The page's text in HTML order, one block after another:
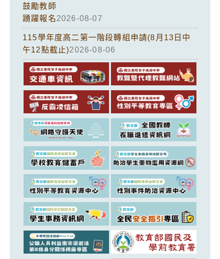
鼓勵教師
踴躍報名2026-08-07
115學年度高二第一階段轉組申請(8月13日中
午12點截止)2026-08-06